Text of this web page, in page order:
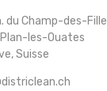
du Champ-des-
les-Ouates
Suisse